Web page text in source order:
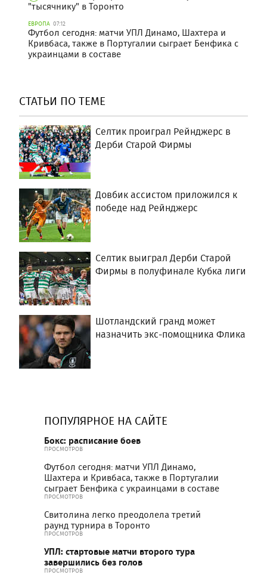
"тысячнику" в Торонто
ЕВРОПА 07:12
Футбол сегодня: матчи УПЛ Динамо, Шахтера и
Кривбаса, также в Португалии сыграет Бенфика с
украинцами в составе
СТАТЬИ ПО ТЕМЕ
Селтик проиграл Рейнджерс в
Дерби Старой Фирмы
Довбик ассистом приложился к
победе над Рейнджерс
Селтик выиграл Дерби Старой
Фирмы в полуфинале Кубка лиги
Шотландский гранд может
назначить экс-помощника Флика
ПОПУЛЯРНОЕ НА САЙТЕ
Бокс: расписание боев
ПРОСМОТРОВ
Футбол сегодня: матчи УПЛ Динамо,
Шахтера и Кривбаса, также в Португалии
сыграет Бенфика с украинцами в составе
ПРОСМОТРОВ
Свитолина легко преодолела третий
раунд турнира в Торонто
ПРОСМОТРОВ
УПЛ: стартовые матчи второго тура
завершились без голов
ПРОСМОТРОВ